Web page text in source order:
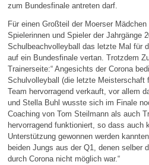
zum Bundesfinale antreten darf.
Für einen Großteil der Moerser
Spielerinnen und Spieler der Jahrgänge
Schulbeachvolleyball das letzte Mal für
auf ein Bundesfinale vertan. Trotzdem
Trainerseite:“ Angesichts der Corona
Schulvolleyball (die letzte Meisterschaft
Team hervorragend verkauft, vor allem
und Stella Buhl wusste sich im Finale
Coaching von Tom Steilmann als auch
hervorragend funktioniert, so dass auch
Unterstützung gewonnen werden
beiden Jungs aus der Q1, denen selber
durch Corona nicht möglich war.“